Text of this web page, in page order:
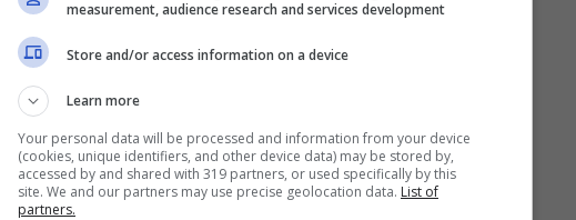
le migliori offerte per
measurement, audience research and services development
Store and/or access information on a device
Learn more
Your personal data will be processed and information from your device
(cookies, unique identifiers, and other device data) may be stored by,
accessed by and shared with 319 partners, or used specifically by this
site. We and our partners may use precise geolocation data. List of
partners.